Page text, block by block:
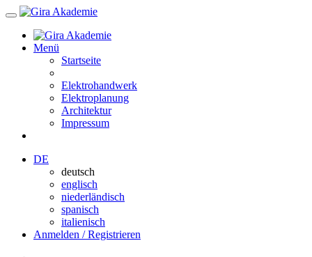
Menü
Startseite
Elektrohandwerk
Elektroplanung
Architektur
Impressum
DE
deutsch
englisch
niederländisch
spanisch
italienisch
Anmelden / Registrieren